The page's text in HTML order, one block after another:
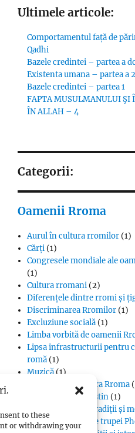
to these
or withdrawing your
Ultimele articole:
Comportamentul față de
Qadhi
Bazele credintei – partea a
Existenta umana – partea a
Bazele credintei – partea 1
FAPTA MUSULMANULUI ŞI
ÎN ALLAH – 4
Categorii:
Oamenii Rroma
Aurul în cultura rromilor (1)
Cărți (1)
Congresele mondiale ale
(1)
Cultura rromani (2)
Diferențele dintre rromi și
Discriminarea Rromilor (1)
Excluziune socială (1)
Limba vorbită de oamenii
Lipsa infrastructurii pentru
romă (1)
Muzică(1)
Proverbe din cultura Rroma
Romii și cultul creștin (1)
Rromii căldărari: tradiții și
Rromii în melodiile trupei